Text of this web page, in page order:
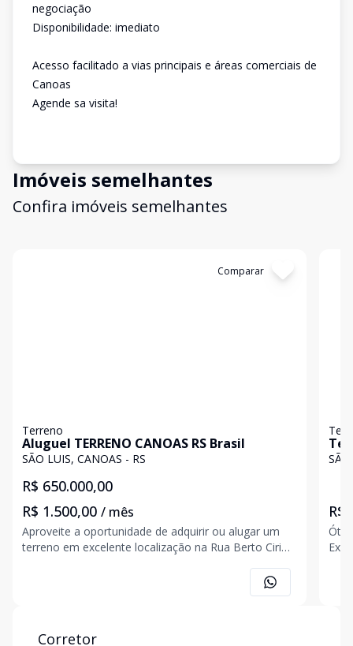
negociação
Disponibilidade: imediato
Acesso facilitado a vias principais e áreas comerciais de
Canoas
Agende sa visita!
Imóveis semelhantes
Confira imóveis semelhantes
Comparar
Terreno
Aluguel TERRENO CANOAS RS Brasil
SÃO LUIS, CANOAS - RS
R$ 650.000,00
R$ 1.500,00 / mês
Aproveite a oportunidade de adquirir ou alugar um
terreno em excelente localização na Rua Berto Cirio,
2100 m², este terreno oferece diversas possibilidades
para construção e desenvolvimento. A região é co
R$
Corretor